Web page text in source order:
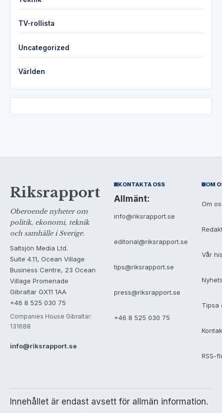
TV-rollista
Uncategorized
Världen
Riksrapport
Oberoende nyheter om
politik, ekonomi, teknik
och samhälle i Sverige.
Saltsjön Media Ltd.
Suite 4.11, Ocean Village
Business Centre, 23 Ocean
Village Promenade
Gibraltar GX11 1AA
+46 8 525 030 75
Companies House Gibraltar:
131688
info@riksrapport.se
KONTAKTA OSS
Allmänt:
info@riksrapport.se
editorial@riksrapport.se
tips@riksrapport.se
press@riksrapport.se
+46 8 525 030 75
OM
Om
Vår
Tipsa
RSS-
Innehållet är endast avsett för allmän information.